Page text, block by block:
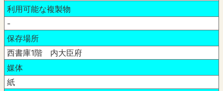
利用可能な複製物
-
保存場所
西書庫1階 内大臣府
媒体
紙